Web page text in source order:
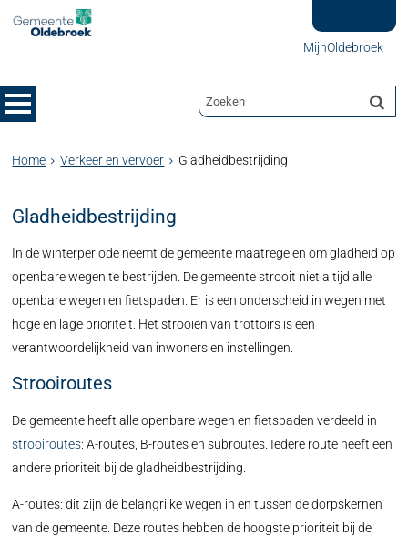
MijnOldebroek
Home Verkeer en vervoer Gladheidbestrijding
Gladheidbestrijding
In de winterperiode neemt de gemeente maatregelen om gladheid op
openbare wegen te bestrijden. De gemeente strooit niet altijd alle
openbare wegen en fietspaden. Er is een onderscheid in wegen met
hoge en lage prioriteit. Het strooien van trottoirs is een
verantwoordelijkheid van inwoners en instellingen.
Strooiroutes
De gemeente heeft alle openbare wegen en fietspaden verdeeld in
strooiroutes: A-routes, B-routes en subroutes. Iedere route heeft een
andere prioriteit bij de gladheidbestrijding.
A-routes: dit zijn de belangrijke wegen in en tussen de dorpskernen
van de gemeente. Deze routes hebben de hoogste prioriteit bij de